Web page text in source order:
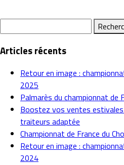
Articles récents
Retour en image :
2025
Palmarès du championnat de
Boostez vos ventes
traiteurs adaptée
Championnat de France du
Retour en image :
2024